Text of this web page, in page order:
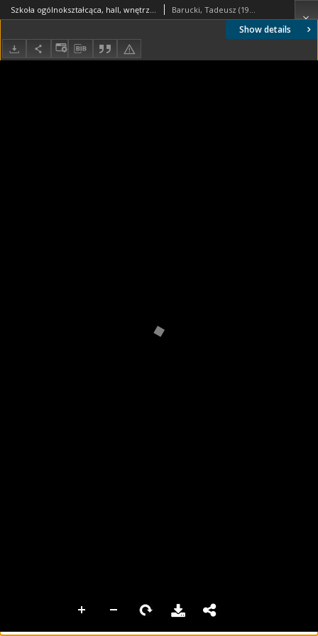
Show details
Szkoła ogólnokształcąca, hall, wnętrze ze schodami i szatnią, Sopot Barucki, Tadeusz (1922- ). Fotograf